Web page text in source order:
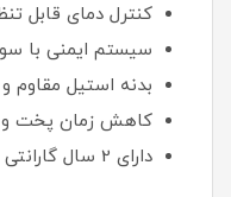
کنترل دمای قابل
سیستم ایمنی با
بدنه استیل مقاوم و
کاهش زمان پخت و
دارای 2 سال گارانتی